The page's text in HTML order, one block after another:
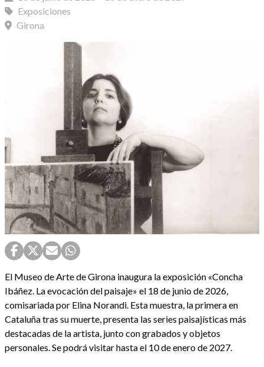
Exposiciones
Girona
El Museo de Arte de Girona inaugura la exposición «Concha
Ibáñez. La evocación del paisaje» el 18 de junio de 2026,
comisariada por Elina Norandi. Esta muestra, la primera en
Cataluña tras su muerte, presenta las series paisajísticas más
destacadas de la artista, junto con grabados y objetos
personales. Se podrá visitar hasta el 10 de enero de 2027.